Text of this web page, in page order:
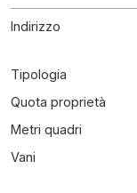
Indirizzo
Tipologia
Quota proprietà
Metri quadri
Vani